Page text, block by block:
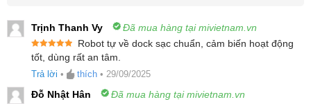
16.
Hình ảnh thực tế sản phẩm
Ưu điểm nổi bật của robot hút bụi lau nhà
Roborock Qrevo EdgeT
Trịnh Thanh Vy Đã mua hàng tại mivietnam.vn
Được xếp
hạng55
sao
Robot tự về dock sạc chuẩn, cảm biến hoạt động
tốt, dùng rất an tâm.
Trả lời • thích • 29/09/2025
Đỗ Nhật Hân Đã mua hàng tại mivietnam.vn